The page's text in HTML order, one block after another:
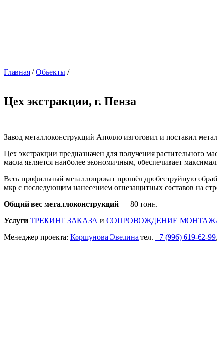
Главная /Объекты /
Цех экстракции, г. Пенза
Завод металлоконструкций Аполло изготовил и поставил
Цех экстракции предназначен для получения растительного
масла является наиболее экономичным, обеспечивает
Весь профильный металлопрокат прошёл дробеструйную
мкр с последующим нанесением огнезащитных составов на
Общий вес металлоконструкций — 80 тонн.
Услуги ТРЕКИНГ ЗАКАЗА и СОПРОВОЖДЕНИЕ
Менеджер проекта: Коршунова Эвелина тел. +7 (996) 619-62-99